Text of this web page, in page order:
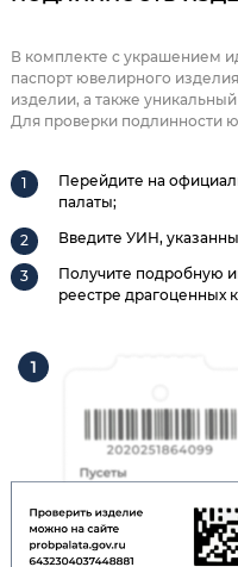
В комплекте с украшением
паспорт ювелирного
изделии, а также
Для проверки подлинности
Перейдите на
палаты;
Введите УИН,
Получите подробную
реестре драгоценных